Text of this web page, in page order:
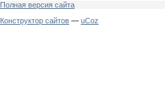
Полная версия сайта
Конструктор сайтов — uCoz